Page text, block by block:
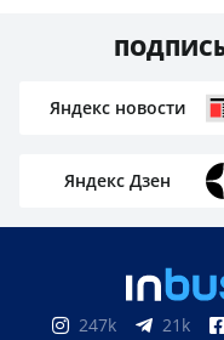
Яндекс новости
Яндекс Дзен
247k 21k